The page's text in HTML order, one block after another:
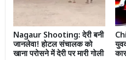
Nagaur Shooting: देरी बनी
जानलेवा! होटल संचालक को
खाना परोसने में देरी पर मारी गोली